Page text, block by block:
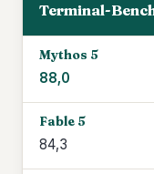
Terminal-
88,0
84,3